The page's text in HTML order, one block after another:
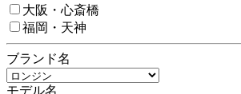
大阪・心斎橋
福岡・天神
ブランド名
モデル名